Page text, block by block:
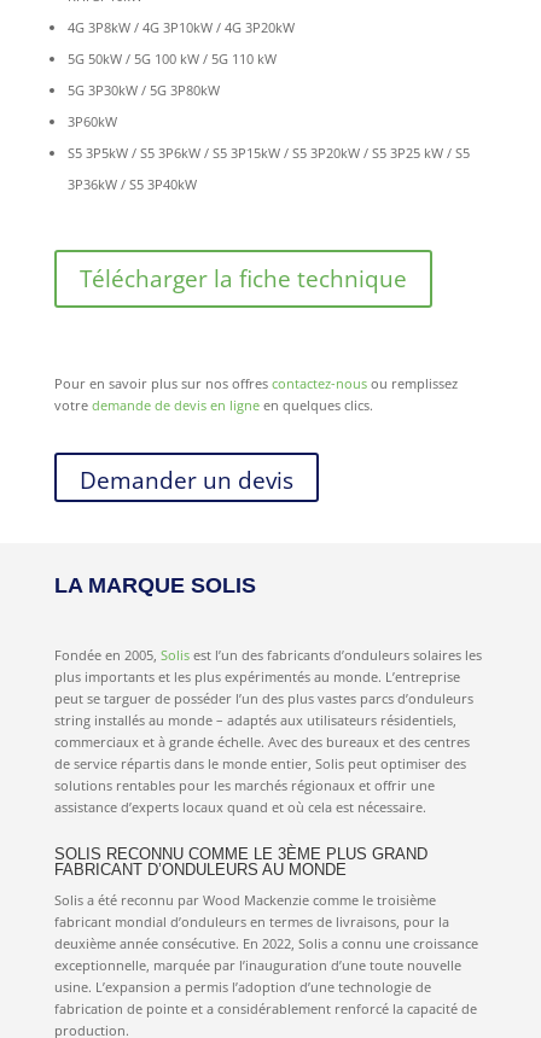
4G 3P8kW / 4G 3P10kW / 4G 3P20kW
5G 50kW / 5G 100 kW / 5G 110 kW
5G 3P30kW / 5G 3P80kW
3P60kW
S5 3P5kW / S5 3P6kW / S5 3P15kW / S5 3P20kW / S5 3P25 kW / S5
3P36kW / S5 3P40kW
Télécharger la fiche technique
Pour en savoir plus sur nos offres contactez-nousou remplissez
votre demande de devis en ligne en quelques clics.
Demander un devis
LA MARQUE SOLIS
Fondée en 2005, Solisest l’un des fabricants d’onduleurs solaires les
plus importants et les plus expérimentés au monde. L’entreprise
peut se targuer de posséder l’un des plus vastes parcs d’onduleurs
string installés au monde – adaptés aux utilisateurs résidentiels,
commerciaux et à grande échelle. Avec des bureaux et des centres
de service répartis dans le monde entier, Solis peut optimiser des
solutions rentables pour les marchés régionaux et offrir une
assistance d’experts locaux quand et où cela est nécessaire.
SOLIS RECONNU COMME LE 3ÈME PLUS GRAND
FABRICANT D’ONDULEURS AU MONDE
Solis a été reconnu par Wood Mackenzie comme le troisième
fabricant mondial d’onduleurs en termes de livraisons, pour la
deuxième année consécutive. En 2022, Solis a connu une croissance
exceptionnelle, marquée par l’inauguration d’une toute nouvelle
usine. L’expansion a permis l’adoption d’une technologie de
fabrication de pointe et a considérablement renforcé la capacité de
production.